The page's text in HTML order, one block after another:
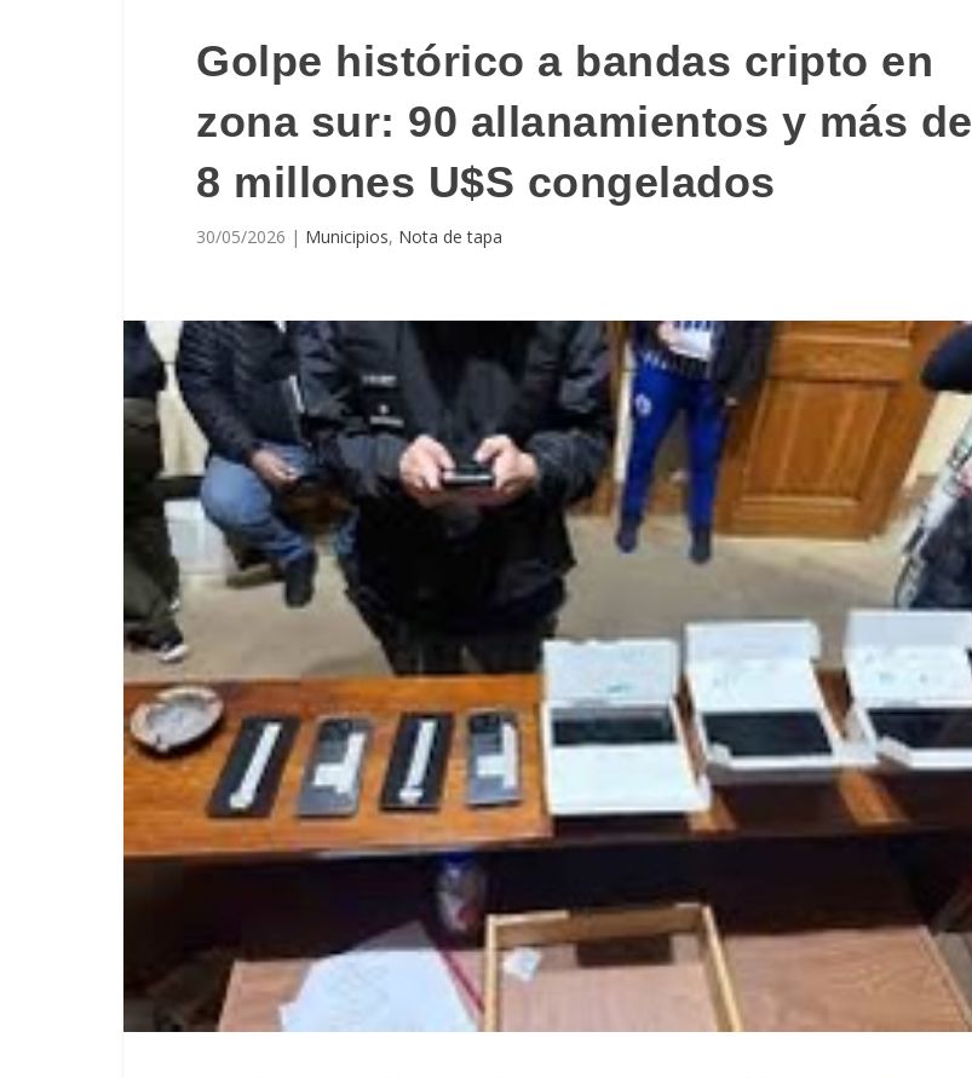
Golpe histórico a bandas cripto en
zona sur: 90 allanamientos y más de
8 millones U$S congelados
30/05/2026 | Municipios, Nota de tapa